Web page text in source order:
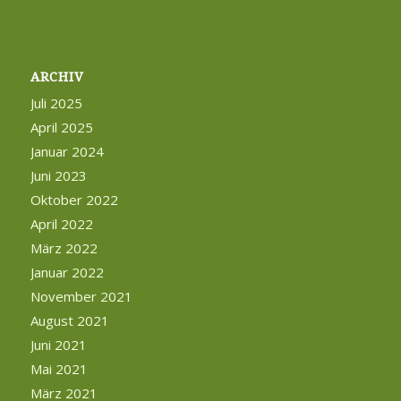
ARCHIV
Juli 2025
April 2025
Januar 2024
Juni 2023
Oktober 2022
April 2022
März 2022
Januar 2022
November 2021
August 2021
Juni 2021
Mai 2021
März 2021